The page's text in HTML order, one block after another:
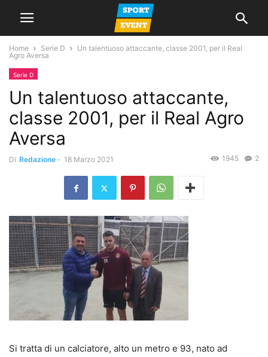
Home Serie D
Un talentuoso attaccante, classe 2001, per il Real
Agro Aversa
Serie D
Un talentuoso attaccante,
classe 2001, per il Real Agro
Aversa
Di Redazione - 18 Marzo 2021 2
1945
Si tratta di un calciatore, alto un metro e 93, nato ad